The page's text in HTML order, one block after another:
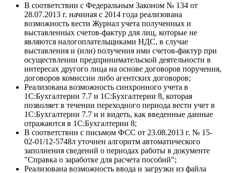
В соответствии с Федеральным Законом № 134 от
28.07.2013 г. начиная с 2014 года реализована
возможность вести Журнал учета полученных и
выставленных счетов-фактур для лиц, которые не
являются налогоплательщиками НДС, в случае
выставления и (или) получения ими счетов-фактур при
осуществлении предпринимательской деятельности в
интересах другого лица на основе договоров поручения,
договоров комиссии либо агентских договоров;
Реализована возможность синхронного учета в
1С:Бухгалтерии 7.7 и 1С:Бухгалтерии 8, которая
позволяет в течении переходного периода вести учет в
1С:Бухгалтерии 7.7 и и видеть, как введенные данные
отражаются в 1С:Бухгалтерии 8;
В соответствии с письмом ФСС от 23.08.2013 г. № 15-
02-01/12-5748л уточнен алгоритм автоматического
заполнения сведений о периодах работы в документе
"Справка о заработке для расчета пособий";
Реализована возможность ввода и загрузки из файла